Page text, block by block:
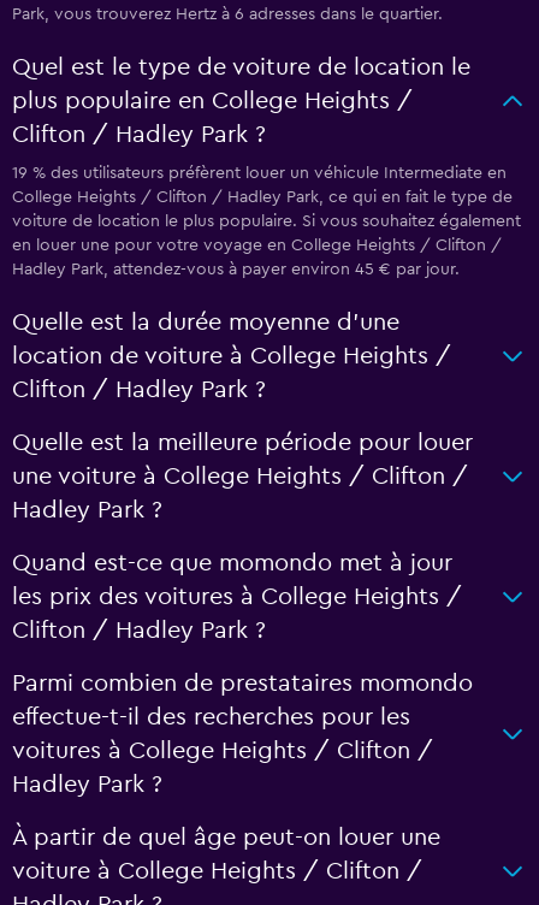
Park, vous trouverez Hertz à 6 adresses dans le quartier.
Quel est le type de voiture de location le
plus populaire en College Heights /
Clifton / Hadley Park ?
19 % des utilisateurs préfèrent louer un véhicule Intermediate en
College Heights / Clifton / Hadley Park, ce qui en fait le type de
voiture de location le plus populaire. Si vous souhaitez également
en louer une pour votre voyage en College Heights / Clifton /
Hadley Park, attendez-vous à payer environ 45 € par jour.
Quelle est la durée moyenne d’une
location de voiture à College Heights /
Clifton / Hadley Park ?
Quelle est la meilleure période pour louer
une voiture à College Heights / Clifton /
Hadley Park ?
Quand est-ce que momondo met à jour
les prix des voitures à College Heights /
Clifton / Hadley Park ?
Parmi combien de prestataires momondo
effectue-t-il des recherches pour les
voitures à College Heights / Clifton /
Hadley Park ?
À partir de quel âge peut-on louer une
voiture à College Heights / Clifton /